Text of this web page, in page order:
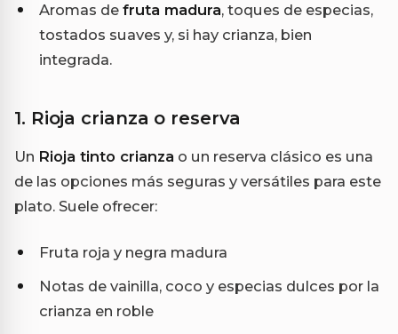
Aromas de fruta madura, toques de especias,
tostados suaves y, si hay crianza, bien
integrada.
1. Rioja crianza o reserva
Un Rioja tinto crianza o un reserva clásico es una
de las opciones más seguras y versátiles para este
plato. Suele ofrecer:
Fruta roja y negra madura
Notas de vainilla, coco y especias dulces por la
crianza en roble